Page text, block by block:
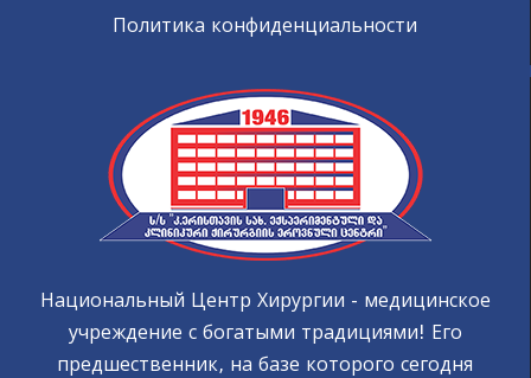
Политика конфиденциальности
Национальный Центр Хирургии - медицинское
учреждение с богатыми традициями! Его
предшественник, на базе которого сегодня